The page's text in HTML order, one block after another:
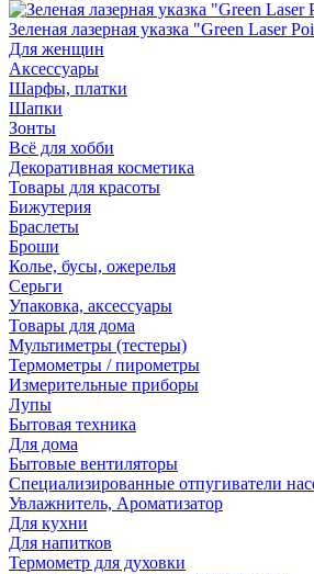
Зеленая лазерная указка "Green Laser
Для женщин
Аксессуары
Шарфы, платки
Шапки
Зонты
Всё для хобби
Декоративная косметика
Товары для красоты
Бижутерия
Браслеты
Броши
Колье, бусы, ожерелья
Серьги
Упаковка, аксессуары
Товары для дома
Мультиметры (тестеры)
Термометры / пирометры
Измерительные приборы
Лупы
Бытовая техника
Для дома
Бытовые вентиляторы
Специализированные отпугиватели
Увлажнитель, Ароматизатор
Для кухни
Для напитков
Термометр для духовки